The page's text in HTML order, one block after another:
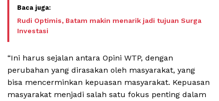
Rudi Optimis, Batam makin menarik jadi tujuan Surga
Investasi
“Ini harus sejalan antara Opini WTP, dengan
perubahan yang dirasakan oleh masyarakat, yang
bisa mencerminkan kepuasan masyarakat. Kepuasan
masyarakat menjadi salah satu fokus penting dalam